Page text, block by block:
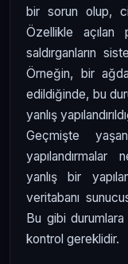
bir sorun olup,
Özellikle açılan
saldırganların
Örneğin, bir
edildiğinde, bu
yanlış
Geçmişte
yapılandırmalar
yanlış bir
veritabanı
Bu gibi
kontrol gereklidir.